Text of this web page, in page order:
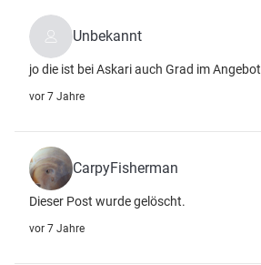
Unbekannt
jo die ist bei Askari auch Grad im Angebot
vor 7 Jahre
CarpyFisherman
Dieser Post wurde gelöscht.
vor 7 Jahre